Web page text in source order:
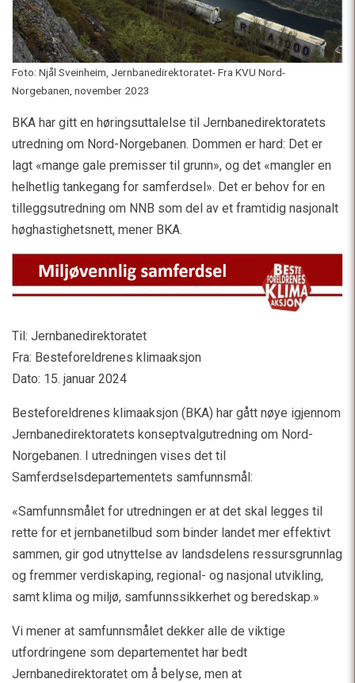
Foto: Njål Sveinheim, Jernbanedirektoratet- Fra KVU Nord-
Norgebanen, november 2023
BKA har gitt en høringsuttalelse til Jernbanedirektoratets
utredning om Nord-Norgebanen. Dommen er hard: Det er
lagt «mange gale premisser til grunn», og det «mangler en
helhetlig tankegang for samferdsel». Det er behov for en
tilleggsutredning om NNB som del av et framtidig nasjonalt
høghastighetsnett, mener BKA.
Til: Jernbanedirektoratet
Fra: Besteforeldrenes klimaaksjon
Dato: 15. januar 2024
Besteforeldrenes klimaaksjon (BKA) har gått nøye igjennom
Jernbanedirektoratets konseptvalgutredning om Nord-
Norgebanen. I utredningen vises det til
Samferdselsdepartementets samfunnsmål:
«Samfunnsmålet for utredningen er at det skal legges til
rette for et jernbanetilbud som binder landet mer effektivt
sammen, gir god utnyttelse av landsdelens ressursgrunnlag
og fremmer verdiskaping, regional- og nasjonal utvikling,
samt klima og miljø, samfunnssikkerhet og beredskap.»
Vi mener at samfunnsmålet dekker alle de viktige
utfordringene som departementet har bedt
Jernbanedirektoratet om å belyse, men at